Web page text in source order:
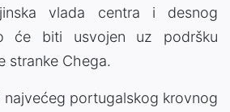
vlada centra i desnog
će biti usvojen uz podršku
stranke Chega.
najvećeg portugalskog krovnog